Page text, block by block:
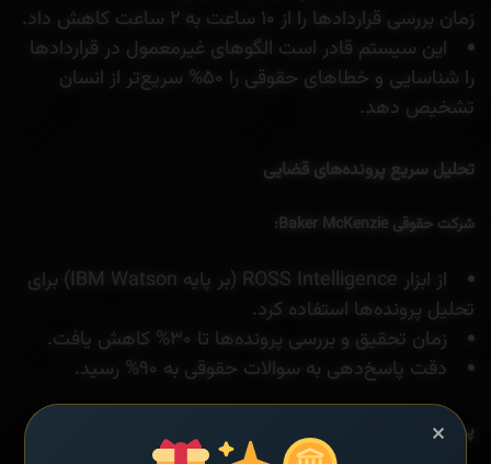
زمان بررسی قراردادها را از ۱۰ ساعت به ۲ ساعت کاهش داد.
این سیستم قادر است الگوهای غیرمعمول در قراردادها
را شناسایی و خطاهای حقوقی را ۵۰% سریع‌تر از انسان
تشخیص دهد.
تحلیل سریع پرونده‌های قضایی
شرکت حقوقی Baker McKenzie:
از ابزار ROSS Intelligence (بر پایه IBM Watson) برای
تحلیل پرونده‌ها استفاده کرد.
زمان تحقیق و بررسی پرونده‌ها تا ۳۰% کاهش یافت.
دقت پاسخ‌دهی به سوالات حقوقی به ۹۰% رسید.
پیش‌بینی نتایج دادگاه‌ها
×